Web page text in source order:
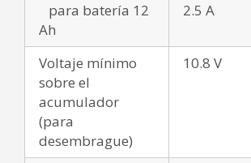
para batería 12
Ah
2.5 A
Voltaje mínimo
sobre el
acumulador
(para
desembrague)
10.8 V